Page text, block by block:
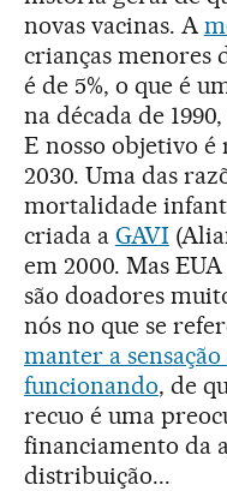
novas vacinas. A
crianças menores
é de 5%, o que é
na década de
E nosso objetivo é
2030. Uma das
mortalidade
criada a GAVI
em 2000. Mas
são doadores
nós no que se
manter a sensação
funcionando, de
recuo é uma
financiamento da
distribuição...